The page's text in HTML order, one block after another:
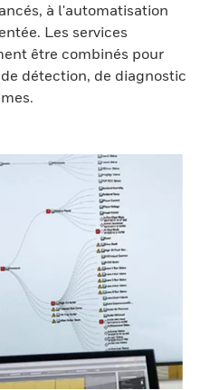
à l'automatisation
Les services
être combinés pour
détection, de diagnostic